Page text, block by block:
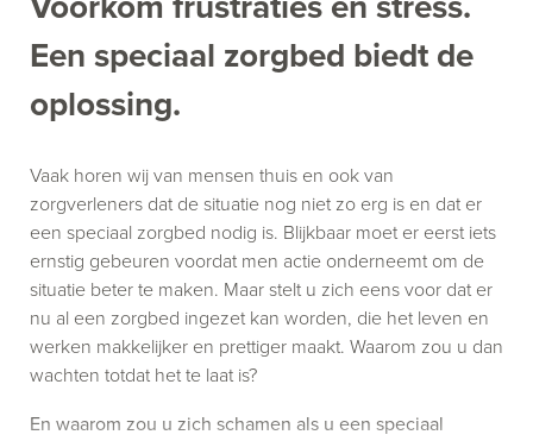
Een speciaal zorgbed biedt de
oplossing.
Vaak horen wij van mensen thuis en ook van
zorgverleners dat de situatie nog niet zo erg is en dat er
een speciaal zorgbed nodig is. Blijkbaar moet er eerst iets
ernstig gebeuren voordat men actie onderneemt om de
situatie beter te maken. Maar stelt u zich eens voor dat er
nu al een zorgbed ingezet kan worden, die het leven en
werken makkelijker en prettiger maakt. Waarom zou u dan
wachten totdat het te laat is?
En waarom zou u zich schamen als u een speciaal